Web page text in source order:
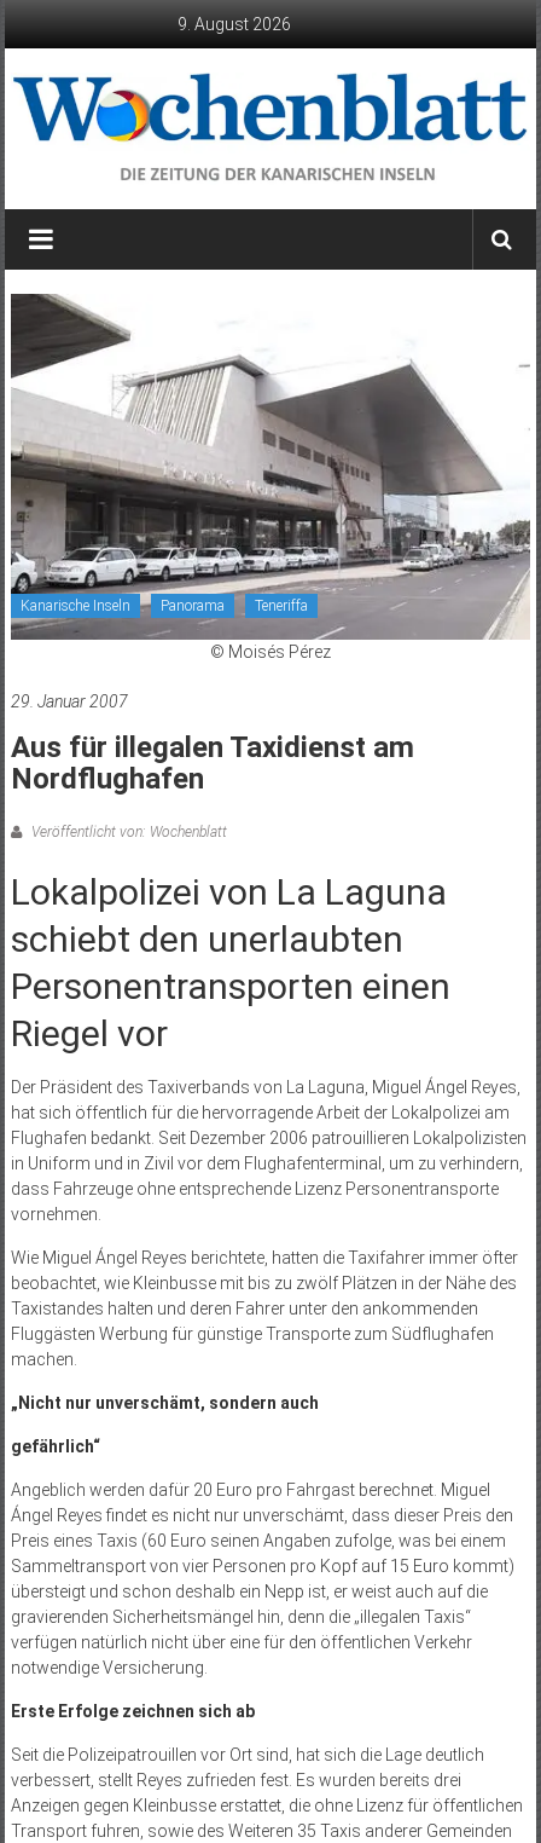
9. August 2026
Wochenblatt
die
Kanarischen
Inseln
Kanarische Inseln Panorama Teneriffa
© Moisés Pérez
29. Januar 2007
Aus für illegalen Taxidienst am
Nordflughafen
Veröffentlicht von: Wochenblatt
Lokalpolizei von La Laguna
schiebt den unerlaubten
Personentransporten einen
Riegel vor
Der Präsident des Taxiverbands von La Laguna, Miguel Ángel Reyes,
hat sich öffentlich für die hervorragende Arbeit der Lokalpolizei am
Flughafen bedankt. Seit Dezember 2006 patrouillieren Lokalpolizisten
in Uniform und in Zivil vor dem Flughafenterminal, um zu verhindern,
dass Fahrzeuge ohne entsprechende Lizenz Personentransporte
vornehmen.
Wie Miguel Ángel Reyes berichtete, hatten die Taxifahrer immer öfter
beobachtet, wie Kleinbusse mit bis zu zwölf Plätzen in der Nähe des
Taxistandes halten und deren Fahrer unter den ankommenden
Fluggästen Werbung für günstige Transporte zum Südflughafen
machen.
„Nicht nur unverschämt, sondern auch
gefährlich“
Angeblich werden dafür 20 Euro pro Fahrgast berechnet. Miguel
Ángel Reyes findet es nicht nur unverschämt, dass dieser Preis den
Preis eines Taxis (60 Euro seinen Angaben zufolge, was bei einem
Sammeltransport von vier Personen pro Kopf auf 15 Euro kommt)
übersteigt und schon deshalb ein Nepp ist, er weist auch auf die
gravierenden Sicherheitsmängel hin, denn die „illegalen Taxis“
verfügen natürlich nicht über eine für den öffentlichen Verkehr
notwendige Versicherung.
Erste Erfolge zeichnen sich ab
Seit die Polizeipatrouillen vor Ort sind, hat sich die Lage deutlich
verbessert, stellt Reyes zufrieden fest. Es wurden bereits drei
Anzeigen gegen Kleinbusse erstattet, die ohne Lizenz für öffentlichen
Transport fuhren, sowie des Weiteren 35 Taxis anderer Gemeinden